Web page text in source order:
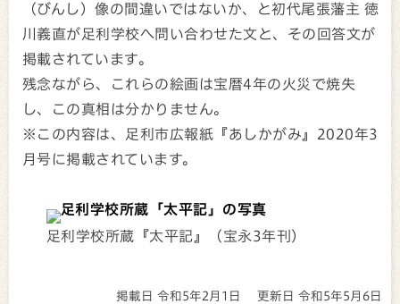
（びんし）像の間違いではないか、と初代尾張藩主 徳
川義直が足利学校へ問い合わせた文と、その回答文が
掲載されています。
残念ながら、これらの絵画は宝暦4年の火災で焼失
し、この真相は分かりません。
※この内容は、足利市広報紙『あしかがみ』2020年3
月号に掲載されています。
足利学校所蔵『太平記』（宝永3年刊）
掲載日 令和5年2月1日 更新日 令和5年5月6日